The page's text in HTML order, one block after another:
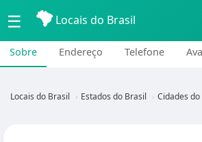
☰ Locais do Brasil
Sobre Endereço Telefone
Locais do Brasil Estados do Brasil Cidades